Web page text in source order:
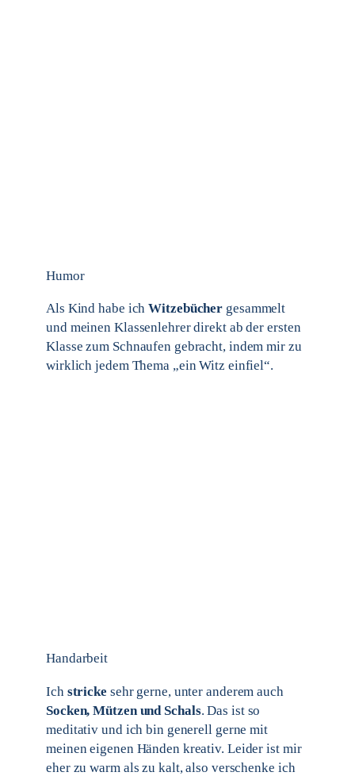
Humor
Als Kind habe ichWitzebücher gesammelt
und meinen Klassenlehrer direkt ab der ersten
Klasse zum Schnaufen gebracht, indem mir zu
wirklich jedem Thema „ein Witz einfiel“.
Handarbeit
Ich stricke sehr gerne, unter anderem auch
Socken, Mützen und Schals. Das ist so
meditativ und ich bin generell gerne mit
meinen eigenen Händen kreativ. Leider ist mir
eher zu warm als zu kalt, also verschenke ich